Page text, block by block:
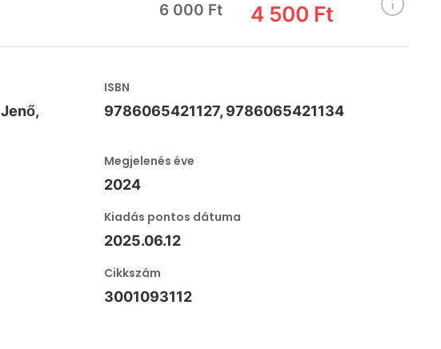
6 000 Ft 4 500 Ft
ISBN
9786065421127, 9786065421134
Megjelenés éve
2024
Kiadás pontos dátuma
2025.06.12
Cikkszám
3001093112